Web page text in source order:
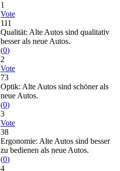
1
Vote
111
Qualität: Alte Autos sind qualitativ
besser als neue Autos.
(0)
2
Vote
73
Optik: Alte Autos sind schöner als
neue Autos.
(0)
3
Vote
38
Ergonomie: Alte Autos sind besser
zu bedienen als neue Autos.
(0)
4